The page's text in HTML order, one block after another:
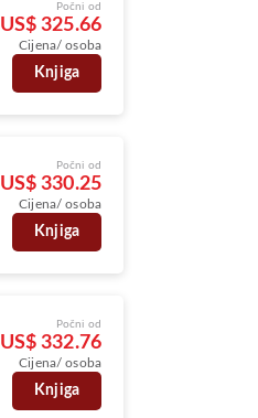
Počni od
US$ 325.66
Cijena/ osoba
Knjiga
Počni od
US$ 330.25
Cijena/ osoba
Knjiga
Počni od
US$ 332.76
Cijena/ osoba
Knjiga